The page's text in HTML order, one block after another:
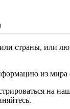
страны, или
из мира
на